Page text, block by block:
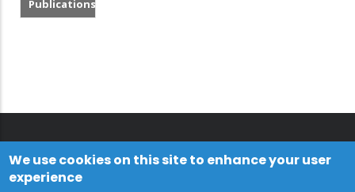
Publications
We use cookies on this site to enhance your user
experience